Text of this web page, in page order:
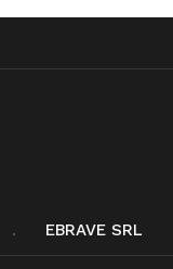
EBRAVE SRL